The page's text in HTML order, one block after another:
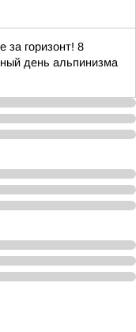
за горизонт! 8
день альпинизма